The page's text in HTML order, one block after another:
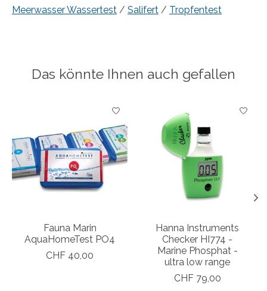
Meerwasser Wassertest / Salifert / Tropfentest
Das könnte Ihnen auch gefallen
Produkt-Karussell-Artikel
Fauna Marin
AquaHomeTest PO4
CHF 40,00
Hanna Instruments
Checker HI774 -
Marine Phosphat -
ultra low range
CHF 79,00